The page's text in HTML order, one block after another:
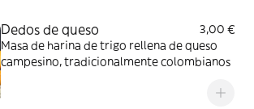
Dedos de queso
3,00 €
Masa de harina de trigo rellena de queso
campesino, tradicionalmente colombianos